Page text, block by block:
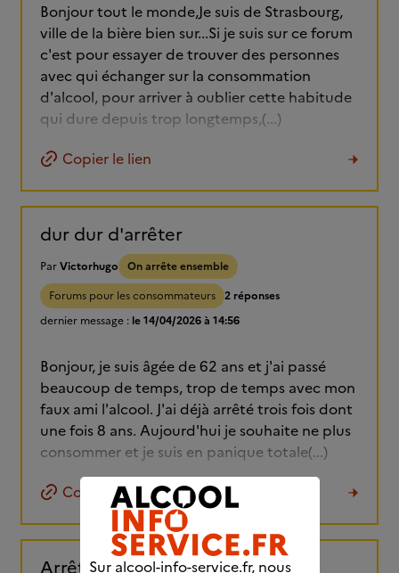
Bonjour tout le monde,Je suis de Strasbourg,
ville de la bière bien sur...Si je suis sur ce forum
c'est pour essayer de trouver des personnes
avec qui échanger sur la consommation
d'alcool, pour arriver à oublier cette habitude
qui dure depuis trop longtemps,(...)
Copier le lien
dur dur d'arrêter
ParVictorhugo
On arrête ensemble
Forums pour les consommateurs 2 réponses
dernier message : le 14/04/2026 à 14:56
Bonjour, je suis âgée de 62 ans et j'ai passé
beaucoup de temps, trop de temps avec mon
faux ami l'alcool. J'ai déjà arrêté trois fois dont
une fois 8 ans. Aujourd'hui je souhaite ne plus
consommer et je suis en panique totale(...)
Copier le lien
Arrêt totalSur alcool-info-service.fr, nous